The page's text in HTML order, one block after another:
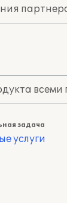
задача
услуги